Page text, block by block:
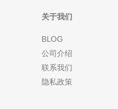
关于我们
BLOG
公司介绍
联系我们
隐私政策